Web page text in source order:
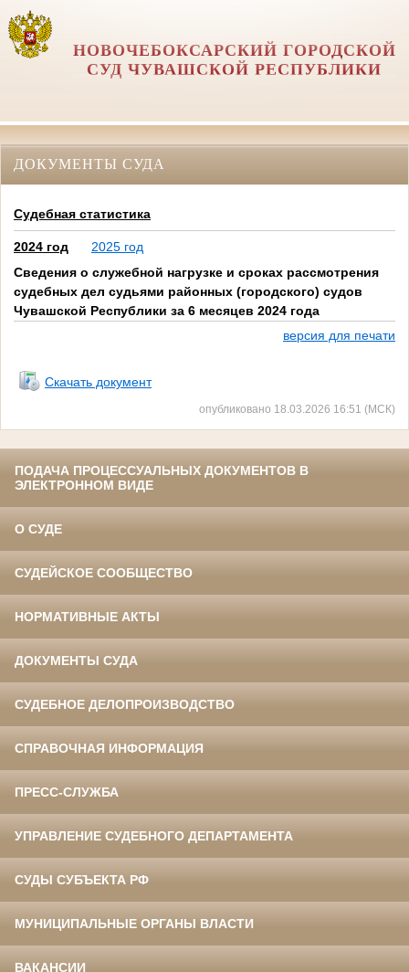
НОВОЧЕБОКСАРСКИЙ ГОРОДСКОЙ
СУД ЧУВАШСКОЙ РЕСПУБЛИКИ
ДОКУМЕНТЫ СУДА
Судебная статистика
2024 год
2025 год
Сведения о служебной нагрузке и сроках рассмотрения
судебных дел судьями районных (городского) судов
Чувашской Республики за 6 месяцев 2024 года
версия для печати
Скачать документ
опубликовано 18.03.2026 16:51 (МСК)
ПОДАЧА ПРОЦЕССУАЛЬНЫХ ДОКУМЕНТОВ В
ЭЛЕКТРОННОМ ВИДЕ
О СУДЕ
СУДЕЙСКОЕ СООБЩЕСТВО
НОРМАТИВНЫЕ АКТЫ
ДОКУМЕНТЫ СУДА
СУДЕБНОЕ ДЕЛОПРОИЗВОДСТВО
СПРАВОЧНАЯ ИНФОРМАЦИЯ
ПРЕСС-СЛУЖБА
УПРАВЛЕНИЕ СУДЕБНОГО ДЕПАРТАМЕНТА
СУДЫ СУБЪЕКТА РФ
МУНИЦИПАЛЬНЫЕ ОРГАНЫ ВЛАСТИ
ВАКАНСИИ